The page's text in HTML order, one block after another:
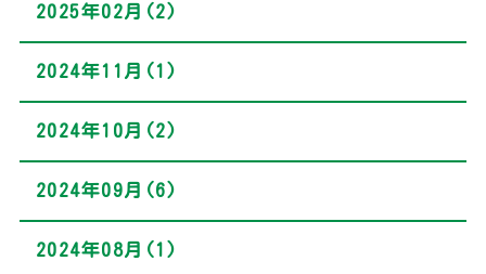
2025年02月(2)
2024年11月(1)
2024年10月(2)
2024年09月(6)
2024年08月(1)